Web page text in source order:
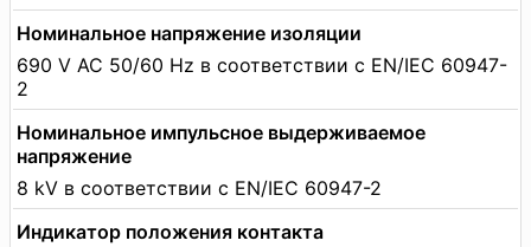
Номинальное напряжение изоляции
690 V AC 50/60 Hz в соответствии с EN/IEC 60947-
2
Номинальное импульсное выдерживаемое
напряжение
8 kV в соответствии с EN/IEC 60947-2
Индикатор положения контакта